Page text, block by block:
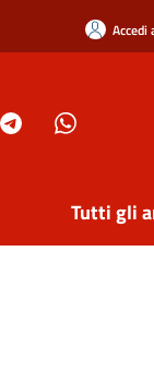
Accedi
Tutti gli